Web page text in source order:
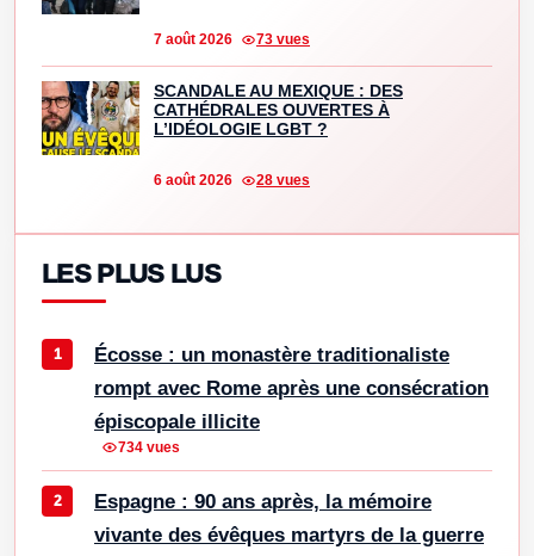
7 août 2026 73 vues
SCANDALE AU MEXIQUE : DES
CATHÉDRALES OUVERTES À
L’IDÉOLOGIE LGBT ?
6 août 2026 28 vues
LES PLUS LUS
Écosse : un monastère traditionaliste
rompt avec Rome après une consécration
épiscopale illicite
734 vues
Espagne : 90 ans après, la mémoire
vivante des évêques martyrs de la guerre